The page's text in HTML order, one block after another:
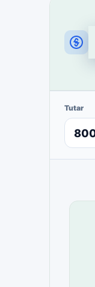
Tutar